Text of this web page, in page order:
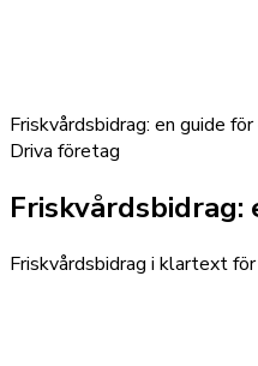
Friskvårdsbidrag: en guide
Driva företag
Friskvårdsbidrag i klartext